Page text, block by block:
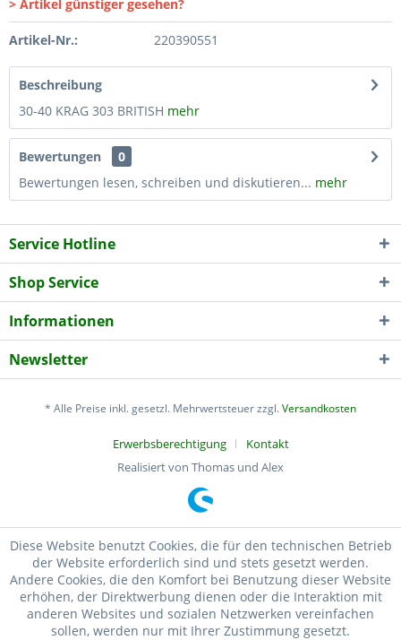
> Artikel günstiger gesehen?
Artikel-Nr.: 220390551
Beschreibung
30-40 KRAG 303 BRITISH mehr
Bewertungen
0
Bewertungen lesen, schreiben und diskutieren... mehr
Service Hotline
Shop Service
Informationen
Newsletter
* Alle Preise inkl. gesetzl. Mehrwertsteuer zzgl.Versandkosten
Erwerbsberechtigung
Kontakt
Realisiert von Thomas und Alex
Diese Website benutzt Cookies, die für den technischen Betrieb
der Website erforderlich sind und stets gesetzt werden.
Andere Cookies, die den Komfort bei Benutzung dieser Website
erhöhen, der Direktwerbung dienen oder die Interaktion mit
anderen Websites und sozialen Netzwerken vereinfachen
sollen, werden nur mit Ihrer Zustimmung gesetzt.